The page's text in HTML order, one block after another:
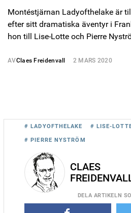
Montéstjärnan Ladyofthelake är
efter sitt dramatiska äventyr i
hon till Lise-Lotte och Pierre
AVClaes Freidenvall 2 MARS 2020
# LADYOFTHELAKE # LISE-
# PIERRE NYSTRÖM
CLAES
DELA ARTIKELN